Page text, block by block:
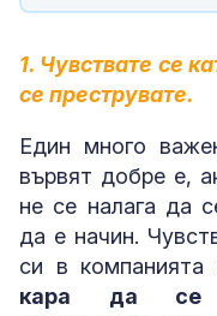
1. Чувствате се
се преструвате.
Един много
вървят добре е,
не се налага да
да е начин.
си в компанията
кара да се